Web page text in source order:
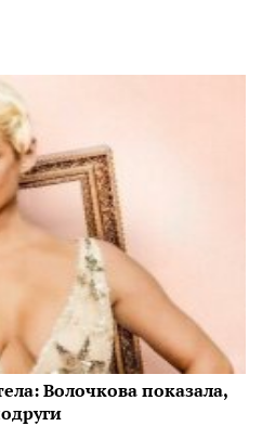
Волочкова показала,